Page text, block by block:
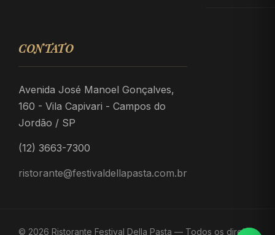
CONTATO
Avenida José Manoel Gonçalves,
160 - Vila Capivari - Campos do
Jordão / SP
(12) 3663-7300
ristorante@festivaldellapasta.com.br
© 2026 Ristorante Festival Della Pasta — Todos os direitos